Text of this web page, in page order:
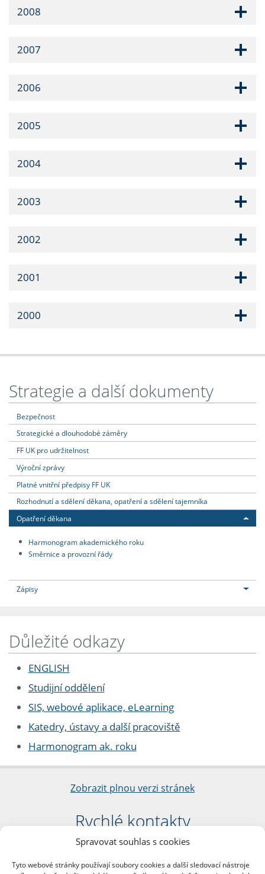
Spravovat souhlas s cookies
Tyto webové stránky používají soubory cookies a další sledovací nástroje
2008
2007
2006
2005
2004
2003
2002
2001
2000
Strategie a další dokumenty
Bezpečnost
Strategické a dlouhodobé záměry
FF UK pro udržitelnost
Výroční zprávy
Platné vnitřní předpisy FF UK
Rozhodnutí a sdělení děkana, opatření a sdělení tajemníka
Opatření děkana
Harmonogram akademického roku
Směrnice a provozní řády
Zápisy
Důležité odkazy
ENGLISH
Studijní oddělení
SIS, webové aplikace, eLearning
Katedry, ústavy a další pracoviště
Harmonogram ak. roku
Zobrazit plnou verzi stránek
Rychlé kontakty
Filozofická fakulta
nám. Jana Palacha 1/2